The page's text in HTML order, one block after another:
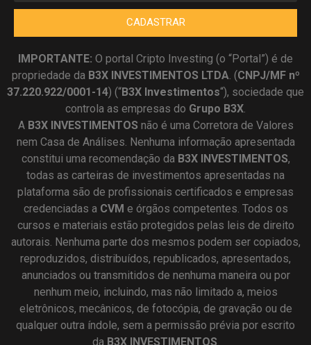
CADASTRAR
IMPORTANTE: O portal Cripto Investing (o “Portal”) é de
propriedade da B3X INVESTIMENTOS LTDA . (CNPJ/MF nº
37.220.922/0001-14) (“B3X Investimentos“), sociedade que
controla as empresas do Grupo B3X
A B3X INVESTIMENTOS não é uma Corretora de Valores
nem Casa de Análises. Nenhuma informação apresentada
constitui uma recomendação da B3X INVESTIMENTOS,
todas as carteiras de investimentos apresentadas na
plataforma são de profissionais certificados e empresas
credenciadas a CVM e órgãos competentes. Todos os
cursos e materiais estão protegidos pelas leis de direito
autorais. Nenhuma parte dos mesmos podem ser copiados,
reproduzidos, distribuídos, republicados, apresentados,
anunciados ou transmitidos de nenhuma maneira ou por
nenhum meio, incluindo, mas não limitado a, meios
eletrônicos, mecânicos, de fotocópia, de gravação ou de
qualquer outra índole, sem a permissão prévia por escrito
da B3X INVESTIMENTOS